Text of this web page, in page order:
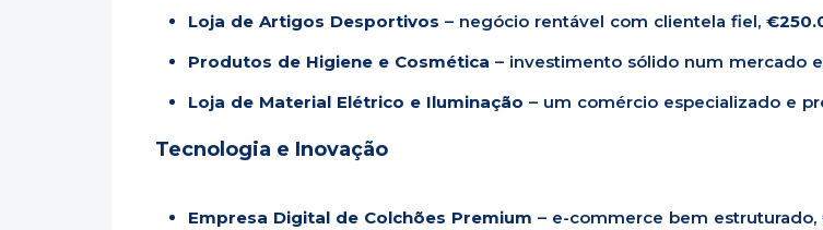
Loja de Artigos Desportivos – negócio rentável com clientela fiel,
Produtos de Higiene e Cosmética – investimento sólido num mercado
Loja de Material Elétrico e Iluminação – um comércio especializado e
Tecnologia e Inovação
Empresa Digital de Colchões Premium – e-commerce bem estruturado,